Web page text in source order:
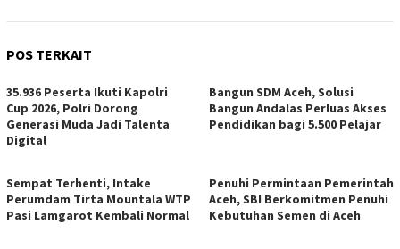
POS TERKAIT
35.936 Peserta Ikuti Kapolri
Cup 2026, Polri Dorong
Generasi Muda Jadi Talenta
Digital
Bangun SDM Aceh, Solusi
Bangun Andalas Perluas Akses
Pendidikan bagi 5.500 Pelajar
Sempat Terhenti, Intake
Perumdam Tirta Mountala WTP
Pasi Lamgarot Kembali Normal
Penuhi Permintaan Pemerintah
Aceh, SBI Berkomitmen Penuhi
Kebutuhan Semen di Aceh